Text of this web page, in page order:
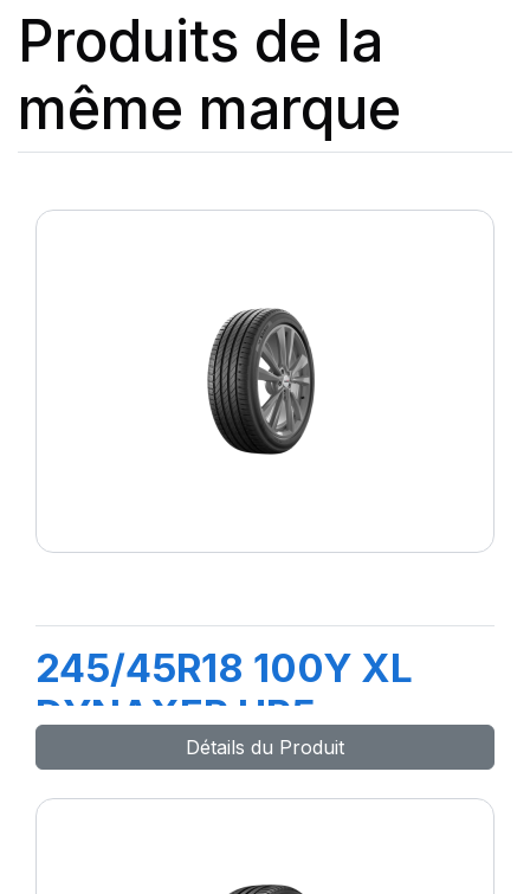
Produits de la
même marque
245/45R18 100Y XL
DYNAXER HP5
Détails du Produit